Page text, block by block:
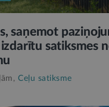
saņemot
satiksmes
Ceļu satiksme